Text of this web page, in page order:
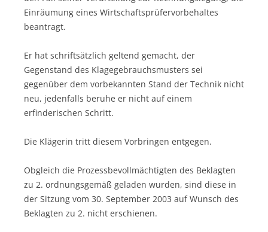
Einräumung eines Wirtschaftsprüfervorbehaltes
beantragt.
Er hat schriftsätzlich geltend gemacht, der
Gegenstand des Klagegebrauchsmusters sei
gegenüber dem vorbekannten Stand der Technik nicht
neu, jedenfalls beruhe er nicht auf einem
erfinderischen Schritt.
Die Klägerin tritt diesem Vorbringen entgegen.
Obgleich die Prozessbevollmächtigten des Beklagten
zu 2. ordnungsgemäß geladen wurden, sind diese in
der Sitzung vom 30. September 2003 auf Wunsch des
Beklagten zu 2. nicht erschienen.